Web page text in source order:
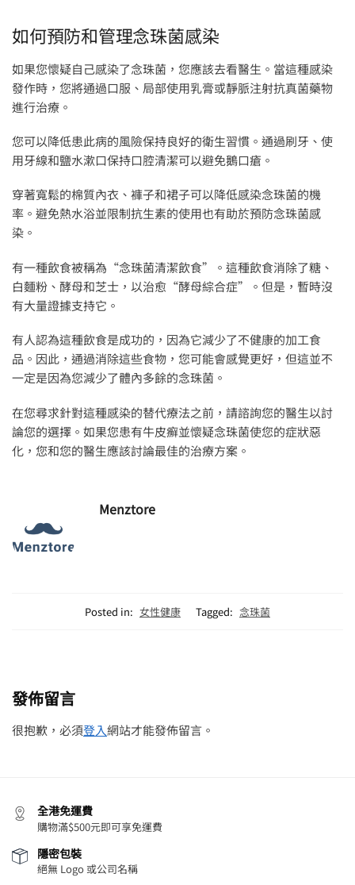
如何預防和管理念珠菌感染
如果您懷疑自己感染了念珠菌，您應該去看醫生。當這種感染
發作時，您將通過口服、局部使用乳膏或靜脈注射抗真菌藥物
進行治療。
您可以降低患此病的風險保持良好的衛生習慣。通過刷牙、使
用牙線和鹽水漱口保持口腔清潔可以避免鵝口瘡。
穿著寬鬆的棉質內衣、褲子和裙子可以降低感染念珠菌的機
率。避免熱水浴並限制抗生素的使用也有助於預防念珠菌感
染。
有一種飲食被稱為“念珠菌清潔飲食”。這種飲食消除了糖、
白麵粉、酵母和芝士，以治愈“酵母綜合症”。但是，暫時沒
有大量證據支持它。
有人認為這種飲食是成功的，因為它減少了不健康的加工食
品。因此，通過消除這些食物，您可能會感覺更好，但這並不
一定是因為您減少了體內多餘的念珠菌。
在您尋求針對這種感染的替代療法之前，請諮詢您的醫生以討
論您的選擇。如果您患有牛皮癬並懷疑念珠菌使您的症狀惡
化，您和您的醫生應該討論最佳的治療方案。
Menztore
Posted in: 女性健康 Tagged: 念珠菌
發佈留言
很抱歉，必須登入網站才能發佈留言。
全港免運費
購物滿$500元即可享免運費
隱密包裝
絕無 Logo 或公司名稱